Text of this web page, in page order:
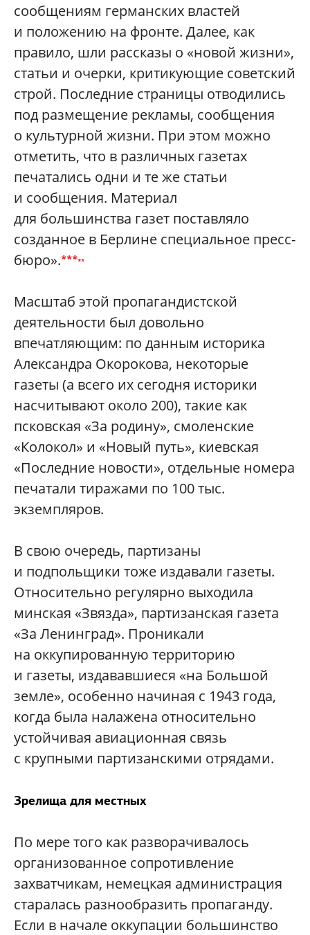
сообщениям германских властей
и положению на фронте. Далее, как
правило, шли рассказы о «новой жизни»,
статьи и очерки, критикующие советский
строй. Последние страницы отводились
под размещение рекламы, сообщения
о культурной жизни. При этом можно
отметить, что в различных газетах
печатались одни и те же статьи
и сообщения. Материал
для большинства газет поставляло
созданное в Берлине специальное пресс-
бюро».*****
Масштаб этой пропагандистской
деятельности был довольно
впечатляющим: по данным историка
Александра Окорокова, некоторые
газеты (а всего их сегодня историки
насчитывают около 200), такие как
псковская «За родину», смоленские
«Колокол» и «Новый путь», киевская
«Последние новости», отдельные номера
печатали тиражами по 100 тыс.
экземпляров.
В свою очередь, партизаны
и подпольщики тоже издавали газеты.
Относительно регулярно выходила
минская «Звязда», партизанская газета
«За Ленинград». Проникали
на оккупированную территорию
и газеты, издававшиеся «на Большой
земле», особенно начиная с 1943 года,
когда была налажена относительно
устойчивая авиационная связь
с крупными партизанскими отрядами.
Зрелища для местных
По мере того как разворачивалось
организованное сопротивление
захватчикам, немецкая администрация
старалась разнообразить пропаганду.
Если в начале оккупации большинство